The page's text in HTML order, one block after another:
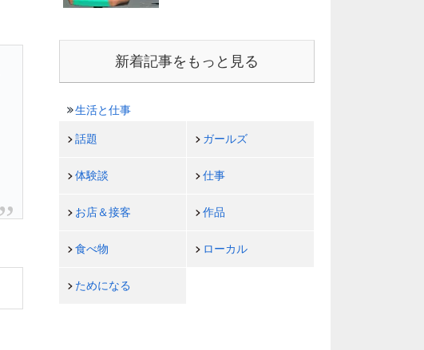
新着記事をもっと見る
生活と仕事
話題 ガールズ
体験談 仕事
お店＆接客 作品
食べ物 ローカル
ためになる